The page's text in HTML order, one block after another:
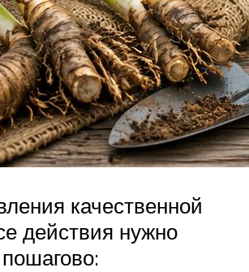
качественной
действия нужно